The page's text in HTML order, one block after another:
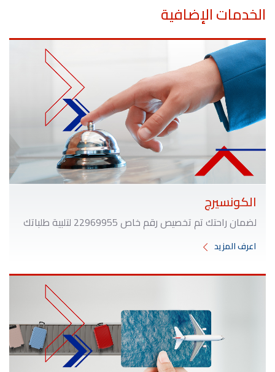
الخدمات الإضافية
الكونسيرج
لضمان راحتك تم تخصيص رقم خاص22969955 لتلبية طلباتك
اعرف المزيد